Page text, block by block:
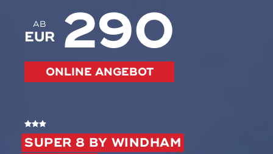
SUPER 8 BY WINDHAM
AB
EUR 290
ONLINE ANGEBOT